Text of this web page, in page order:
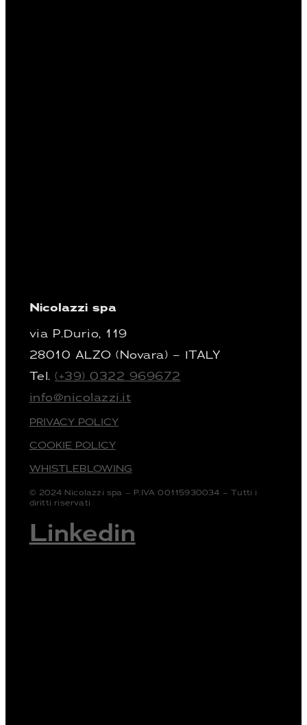
Nicolazzi spa
via P.Durio, 119
28010 ALZO (Novara) – ITALY
Tel.(+39) 0322 969672
info@nicolazzi.it
PRIVACY POLICY
COOKIE POLICY
WHISTLEBLOWING
© 2024 Nicolazzi spa – P.IVA 00115930034 – Tutti i
diritti riservati
Linkedin